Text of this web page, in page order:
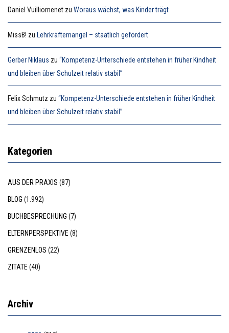
Daniel Vuilliomenet zu Woraus wächst, was Kinder trägt
MissB! zu Lehrkräftemangel – staatlich gefördert
Gerber Niklaus zu “Kompetenz-Unterschiede entstehen in früher Kindheit
und bleiben über Schulzeit relativ stabil”
Felix Schmutz zu “Kompetenz-Unterschiede entstehen in früher Kindheit
und bleiben über Schulzeit relativ stabil”
Kategorien
AUS DER PRAXIS (87)
BLOG (1.992)
BUCHBESPRECHUNG (7)
ELTERNPERSPEKTIVE(8)
GRENZENLOS (22)
ZITATE(40)
Archiv